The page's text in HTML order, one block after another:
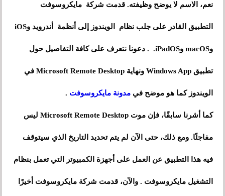
نعم، الاسم لا يوضح وظيفته. قدمت شركة مايكروسوفت
التطبيق القادر على جلب نظام الويندوز إلى أنظمة أندرويد وiOS
وmacOS وiPadOS. . دعونا نتعرف على كافة التفاصيل حول
تطبيق Windows App ونهاية Microsoft Remote Desktop في
الويندوز كما هو موضح فيمدونة مايكروسوفت .
كما أشرنا سابقًا، فإن موت Microsoft Remote Desktop ليس
مفاجئًا. ومع ذلك، حتى الآن لم يتم تحديد التاريخ الذي سيتوقف
فيه هذا التطبيق عن العمل على أجهزة الكمبيوتر التي تعمل بنظام
التشغيل مايكروسوفت . والآن، قدمت شركة مايكروسوفت أخيرًا